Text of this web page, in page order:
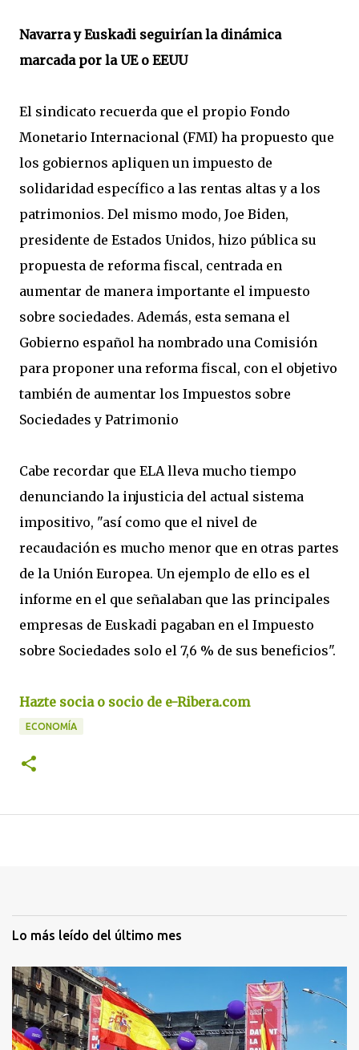
Navarra y Euskadi seguirían la dinámica
marcada por la UE o EEUU
El sindicato recuerda que el propio Fondo
Monetario Internacional (FMI) ha propuesto que
los gobiernos apliquen un impuesto de
solidaridad específico a las rentas altas y a los
patrimonios. Del mismo modo, Joe Biden,
presidente de Estados Unidos, hizo pública su
propuesta de reforma fiscal, centrada en
aumentar de manera importante el impuesto
sobre sociedades. Además, esta semana el
Gobierno español ha nombrado una Comisión
para proponer una reforma fiscal, con el objetivo
también de aumentar los Impuestos sobre
Sociedades y Patrimonio
Cabe recordar que ELA lleva mucho tiempo
denunciando la injusticia del actual sistema
impositivo, "así como que el nivel de
recaudación es mucho menor que en otras partes
de la Unión Europea. Un ejemplo de ello es el
informe en el que señalaban que las principales
empresas de Euskadi pagaban en el Impuesto
sobre Sociedades solo el 7,6 % de sus beneficios".
Hazte socia o socio de e-Ribera.com
ECONOMÍA
Lo más leído del último mes